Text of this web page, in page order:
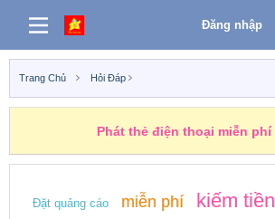
Đăng nhập
Trang Chủ Hỏi Đáp
Phát thẻ điện thoại miễn phí
Đặt quảng cáo miễn phí kiếm tiền